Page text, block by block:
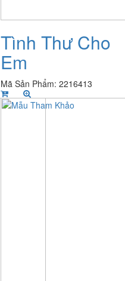
Tình Thư Cho
Em
Mã Sản Phẩm: 2216413